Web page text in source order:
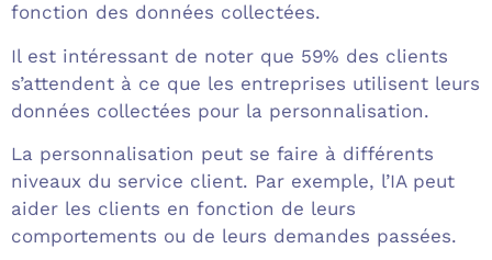
fonction des données collectées.
Il est intéressant de noter que 59% des clients
s’attendent à ce que les entreprises utilisent leurs
données collectées pour la personnalisation.
La personnalisation peut se faire à différents
niveaux du service client. Par exemple, l’IA peut
aider les clients en fonction de leurs
comportements ou de leurs demandes passées.